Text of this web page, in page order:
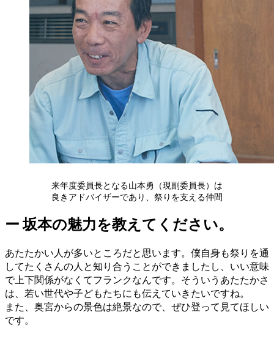
来年度委員長となる山本勇（現副委員長）は
良きアドバイザーであり、祭りを支える仲間
ー坂本の魅力を教えてください。
あたたかい人が多いところだと思います。僕自身も祭りを通
してたくさんの人と知り合うことができましたし、いい意味
で上下関係がなくてフランクなんです。そういうあたたかさ
は、若い世代や子どもたちにも伝えていきたいですね。
また、奥宮からの景色は絶景なので、ぜひ登って見てほしい
です。